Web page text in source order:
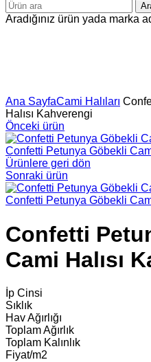
Aradığınız ürün yada marka
Ana SayfaCami Halıları
Halısı Kahverengi
Önceki ürün
Confetti Petunya Göbekli
Ürünlere geri dön
Sonraki ürün
Confetti Petunya Göbekli Cami
Confetti
Cami Halısı
İp Cinsi
Sıklık
Hav Ağırlığı
Toplam Ağırlık
Toplam Kalınlık
Fiyat/m2